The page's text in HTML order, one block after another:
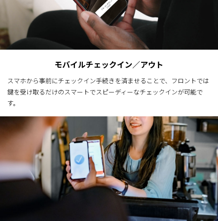
モバイルチェックイン／アウト
スマホから事前にチェックイン手続きを済ませることで、フロントでは
鍵を受け取るだけのスマートでスピーディーなチェックインが可能で
す。